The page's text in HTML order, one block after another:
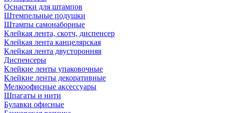
Оснастки для штампов
Штемпельные подушки
Штампы самонаборные
Клейкая лента, скотч, диспенсер
Клейкая лента канцелярская
Клейкая лента двусторонняя
Диспенсеры
Клейкие ленты упаковочные
Клейкие ленты декоративные
Мелкоофисные аксессуары
Шпагаты и нити
Булавки офисные